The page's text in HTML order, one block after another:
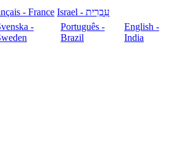
- France
עִבְרִית - Israel
-
Português -
Brazil
English -
India